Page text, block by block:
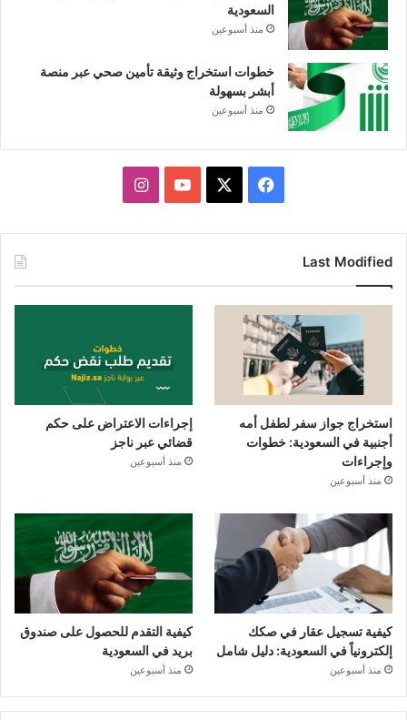
السعودية
منذ أسبوعين
خطوات استخراج وثيقة تأمين صحي عبر منصة
أبشر بسهولة
منذ أسبوعين
فيسبوك يوتيوبانستقرام
Last Modified
استخراج جواز سفر لطفل أمه
أجنبية في السعودية: خطوات
وإجراءات
منذ أسبوعين
إجراءات الاعتراض على حكم
قضائي عبر ناجز
منذ أسبوعين
كيفية تسجيل عقار في صكك
إلكترونياً في السعودية: دليل شامل
منذ أسبوعين
كيفية التقدم للحصول على صندوق
بريد في السعودية
منذ أسبوعين